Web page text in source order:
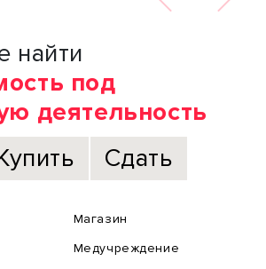
найти
под
деятельность
Сдать
Магазин
Медучреждение